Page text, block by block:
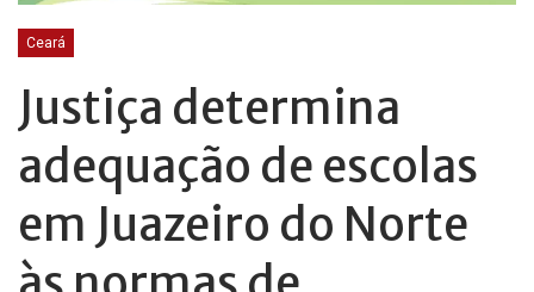
Ceará
Justiça determina
adequação de escolas
em Juazeiro do Norte